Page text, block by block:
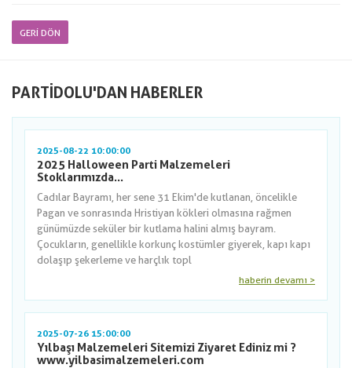
GERI DÖN
PARTIDOLU'DAN HABERLER
2025-08-22 10:00:00
2025 Halloween Parti Malzemeleri
Stoklarımızda...
Cadılar Bayramı, her sene 31 Ekim'de kutlanan, öncelikle
Pagan ve sonrasında Hristiyan kökleri olmasına rağmen
günümüzde seküler bir kutlama halini almış bayram.
Çocukların, genellikle korkunç kostümler giyerek, kapı kapı
dolaşıp şekerleme ve harçlık topl
haberin devamı >
2025-07-26 15:00:00
Yılbaşı Malzemeleri Sitemizi Ziyaret Ediniz mi ?
www.yilbasimalzemeleri.com